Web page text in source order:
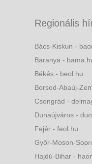
Regionális
Bács-Kiskun -
Baranya -
Békés - beol.hu
Borsod-Abaúj-
Csongrád -
Dunaújváros -
Fejér - feol.hu
Győr-Moson-
Hajdú-Bihar -